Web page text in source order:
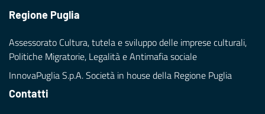
Regione Puglia
Assessorato Cultura, tutela e sviluppo delle imprese culturali,
Politiche Migratorie, Legalità e Antimafia sociale
InnovaPuglia S.p.A. Società in house della Regione Puglia
Contatti